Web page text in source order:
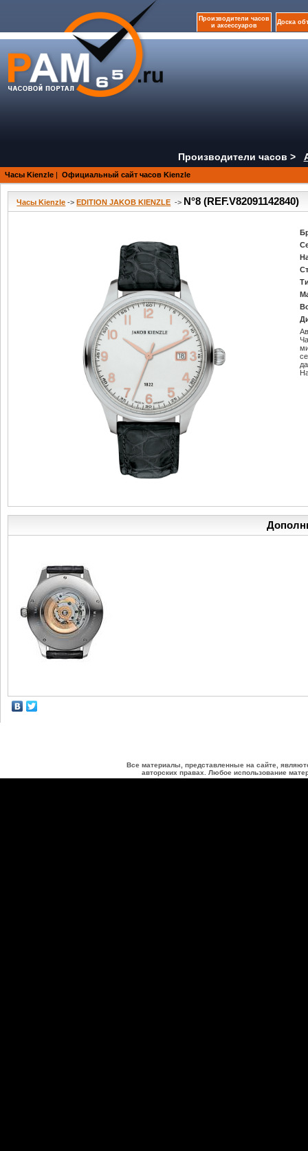
Производители часов
и аксессуаров
Доска
Производители часов >
Часы Kienzle | Официальный сайт часов Kienzle
Часы Kienzle -> EDITION JAKOB KIENZLE -> N°8 (REF.V82091142840)
Все материалы, представленные на сайте,
авторских правах. Любое использование